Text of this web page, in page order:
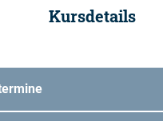
Kursdetails